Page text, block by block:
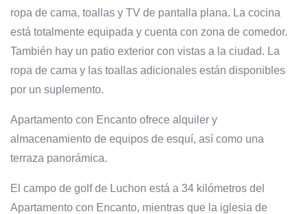
ropa de cama, toallas y TV de pantalla plana. La cocina
está totalmente equipada y cuenta con zona de comedor.
También hay un patio exterior con vistas a la ciudad. La
ropa de cama y las toallas adicionales están disponibles
por un suplemento.
Apartamento con Encanto ofrece alquiler y
almacenamiento de equipos de esquí, así como una
terraza panorámica.
El campo de golf de Luchon está a 34 kilómetros del
Apartamento con Encanto, mientras que la iglesia de